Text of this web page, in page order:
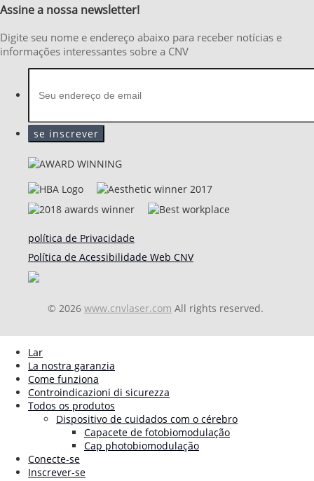
Assine a nossa newsletter!
Digite seu nome e endereço abaixo para receber notícias e
informações interessantes sobre a CNV
política de Privacidade
Política de Acessibilidade Web CNV
© 2026 www.cnvlaser.com All rights reserved.
Lar
La nostra garanzia
Come funziona
Controindicazioni di sicurezza
Todos os produtos
Dispositivo de cuidados com o cérebro
Capacete de fotobiomodulação
Cap photobiomodulação
Conecte-se
Inscrever-se